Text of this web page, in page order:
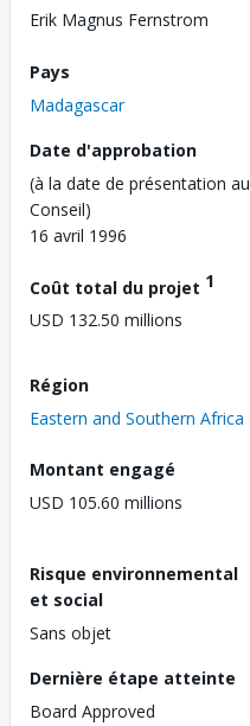
Erik Magnus Fernstrom
Pays
Madagascar
Date d'approbation
(à la date de présentation au
Conseil)
16 avril 1996
Coût total du projet 1
USD 132.50 millions
Région
Eastern and Southern Africa
Montant engagé
USD 105.60 millions
Risque environnemental
et social
Sans objet
Dernière étape atteinte
Board Approved